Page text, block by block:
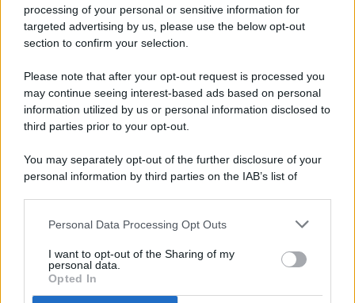
processing of your personal or sensitive information for
targeted advertising by us, please use the below opt-out
section to confirm your selection.
Please note that after your opt-out request is processed you
may continue seeing interest-based ads based on personal
information utilized by us or personal information disclosed to
third parties prior to your opt-out.
You may separately opt-out of the further disclosure of your
personal information by third parties on the IAB’s list of
This information may also be disclosed by us to third parties
disclose it to other third parties.
Personal Data Processing Opt Outs
I want to opt-out of the Sharing of my
personal data.
Opted In
© 2026 - Pianeta Design - P.IVA 04827280654 - Testata
Registrata Al Tribunale Di Nocera Inferiore N. 8/2020 - RG N.
ISCRIZIONE AL ROC N. 35792 – ISCRITTA ALL’ANSO
(ASSOCIAZIONE NAZIONALE STAMPA ONLINE)
PREFERENZE PRIVACY